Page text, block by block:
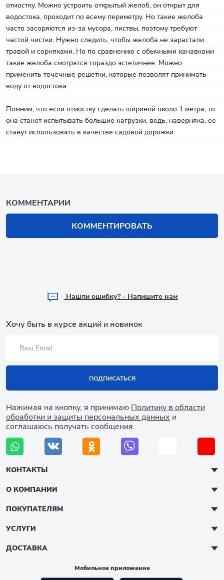
отмостку. Можно устроить открытый желоб, он открыт для
водостока, проходит по всему периметру. Но такие желоба
часто засоряются из-за мусора, листвы, поэтому требуют
частой чистки. Нужно следить, чтобы желоба не зарастали
травой и сорняками. Но по сравнению с обычными канавками
такие желоба смотрятся гораздо эстетичнее. Можно
применить точечные решетки, которые позволят принимать
воду от водостока.
Помним, что если отмостку сделать шириной около 1 метра, то
она станет испытывать большие нагрузки, ведь, наверняка, ее
станут использовать в качестве садовой дорожки.
КОММЕНТАРИИ
КОММЕНТИРОВАТЬ
Hашли ошибку? - Напишите нам
Хочу быть в курсе акций и новинок
ПОДПИСАТЬСЯ
Нажимая на кнопку, я принимаю Политику в области
обработки и защиты персональных данных и
соглашаюсь получать сообщения.
КОНТАКТЫ
О КОМПАНИИ
ПОКУПАТЕЛЯМ
УСЛУГИ
ДОСТАВКА
Мобильное приложение